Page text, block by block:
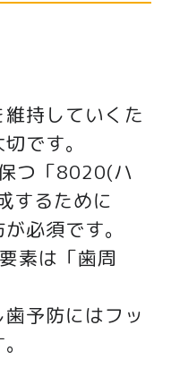
持していくた
です。
つ「8020(ハ
するために
必須です。
素は「歯周
予防にはフッ